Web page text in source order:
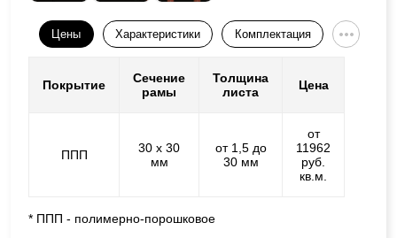
Цены Характеристики Комплектация
Покрытие
Сечение
рамы
Толщина
листа
Цена
ППП
30 х 30
мм
от 1,5 до
30 мм
от
11962
руб.
кв.м.
* ППП - полимерно-порошковое